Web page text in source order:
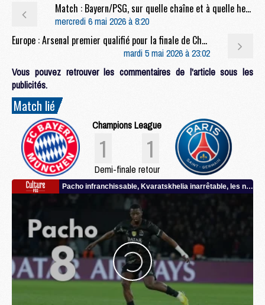
Match : Bayern/PSG, sur quelle chaîne et à quelle heure regarder le match retour ?
mercredi 6 mai 2026 à 8:20
Europe : Arsenal premier qualifié pour la finale de Champions League 2026
mardi 5 mai 2026 à 23:02
Vous pouvez retrouver les commentaires de l'article sous les
publicités.
Match lié
Champions League
1 1
Demi-finale retour